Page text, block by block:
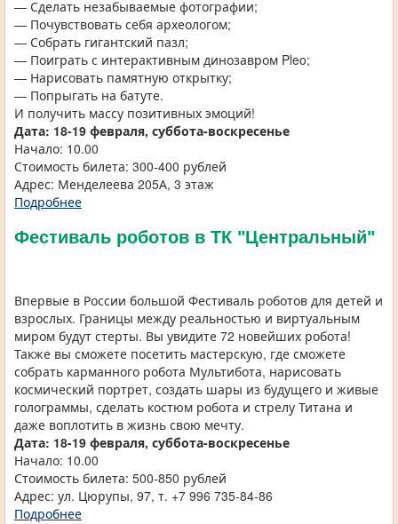
— Сделать незабываемые фотографии;
— Почувствовать себя археологом;
— Собрать гигантский пазл;
— Поиграть с интерактивным динозавром Pleo;
— Нарисовать памятную открытку;
— Попрыгать на батуте.
И получить массу позитивных эмоций!
Дата: 18-19 февраля, суббота-воскресенье
Начало: 10.00
Стоимость билета: 300-400 рублей
Адрес: Менделеева 205А, 3 этаж
Подробнее
Фестиваль роботов в ТК "Центральный"
Впервые в России большой Фестиваль роботов для детей и
взрослых. Границы между реальностью и виртуальным
миром будут стерты. Вы увидите 72 новейших робота!
Также вы сможете посетить мастерскую, где сможете
собрать карманного робота Мультибота, нарисовать
космический портрет, создать шары из будущего и живые
голограммы, сделать костюм робота и стрелу Титана и
даже воплотить в жизнь свою мечту.
Дата: 18-19 февраля, суббота-воскресенье
Начало: 10.00
Стоимость билета: 500-850 рублей
Адрес: ул. Цюрупы, 97, т. +7 996 735-84-86
Подробнее